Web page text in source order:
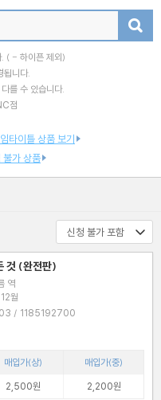
( - 하이픈 제외)
됩니다.
를 수 있습니다.
점
타이틀 상품 보기
불가 상품
것 (완전판)
역
월
ISBN : 9791185192703 / 1185192700
매입가(상)
매입가(중)
2,500원 2,200원